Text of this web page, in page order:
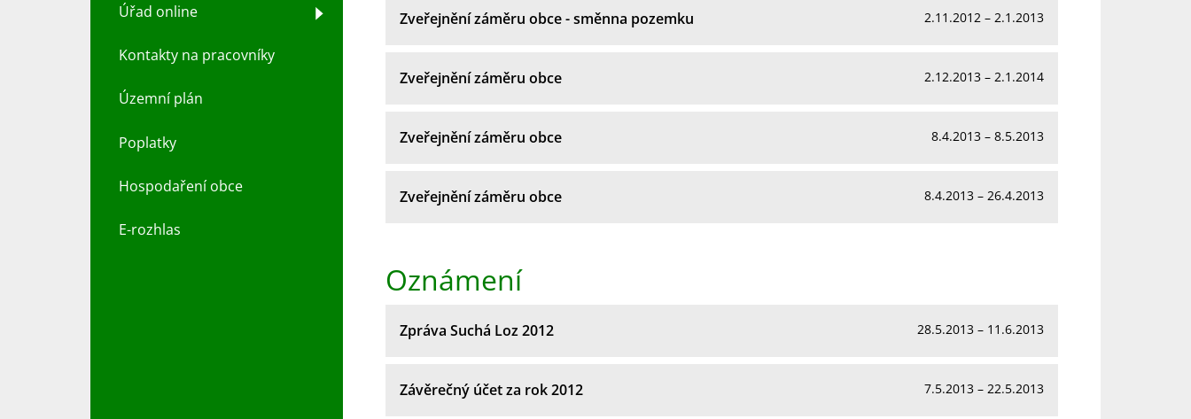
Zveřejnění záměru obce - směnna pozemku 2.11.2012 – 2.1.2013
Zveřejnění záměru obce 2.12.2013 – 2.1.2014
Zveřejnění záměru obce 8.4.2013 – 8.5.2013
Zveřejnění záměru obce 8.4.2013 – 26.4.2013
Oznámení
Zpráva Suchá Loz 2012 28.5.2013 – 11.6.2013
Závěrečný účet za rok 2012 7.5.2013 – 22.5.2013
Úřad online
Kontakty na pracovníky
Územní plán
Poplatky
Hospodaření obce
E-rozhlas